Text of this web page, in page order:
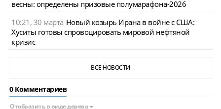
весны: определены призовые полумарафона-2026
10:21, 30 марта Новый козырь Ирана в войне с США:
Хуситы готовы спровоцировать мировой нефтяной
кризис
ВСЕ НОВОСТИ
0 Комментариев
Отобразить в виде дерева